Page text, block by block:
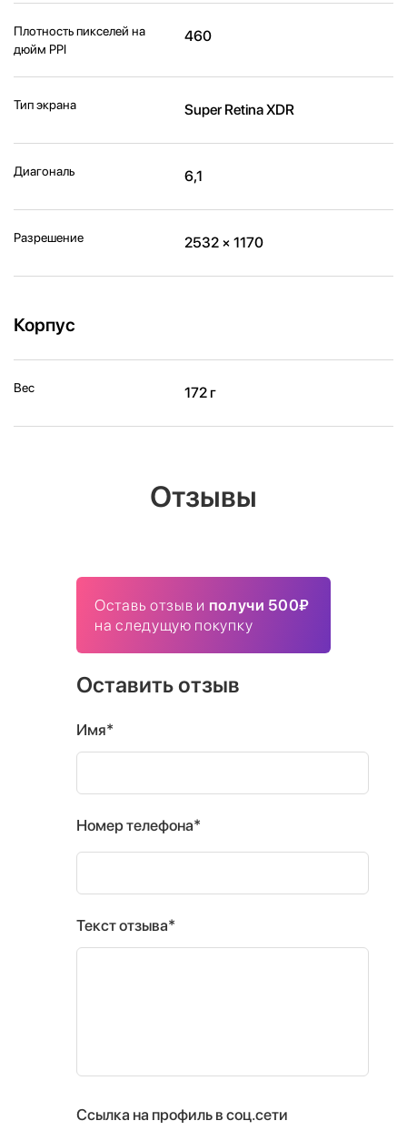
Плотность пикселей на
дюйм PPI
460
Тип экрана Super Retina XDR
Диагональ 6,1
Разрешение 2532 × 1170
Корпус
Вес 172 г
Отзывы
Оставь отзыв и получи 500₽
на следущую покупку
Оставить отзыв
Имя*
Номер телефона*
Текст отзыва*
Ссылка на профиль в соц.сети